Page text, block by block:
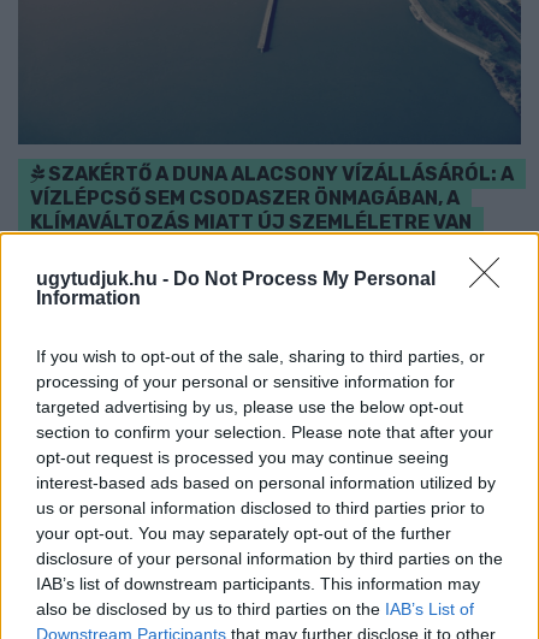
ugytudjuk.hu - Do Not Process My Personal
Information
If you wish to opt-out of the sale, sharing to third parties, or
processing of your personal or sensitive information for
targeted advertising by us, please use the below opt-out
section to confirm your selection. Please note that after your
opt-out request is processed you may continue seeing
interest-based ads based on personal information utilized by
us or personal information disclosed to third parties prior to
your opt-out. You may separately opt-out of the further
disclosure of your personal information by third parties on the
IAB’s list of downstream participants. This information may
also be disclosed by us to third parties on the IAB’s List of
Downstream Participants that may further disclose it to other
SZAKÉRTŐ A DUNA ALACSONY VÍZÁLLÁSÁRÓL: A
VÍZLÉPCSŐ SEM CSODASZER ÖNMAGÁBAN, A
KLÍMAVÁLTOZÁS MIATT ÚJ SZEMLÉLETRE VAN
A BME vízmérnöke szerint a Paksi Atomerőmű helyzetére sem
Szólj hozzá!